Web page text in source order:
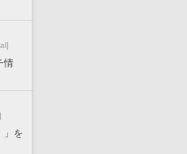
情
」を